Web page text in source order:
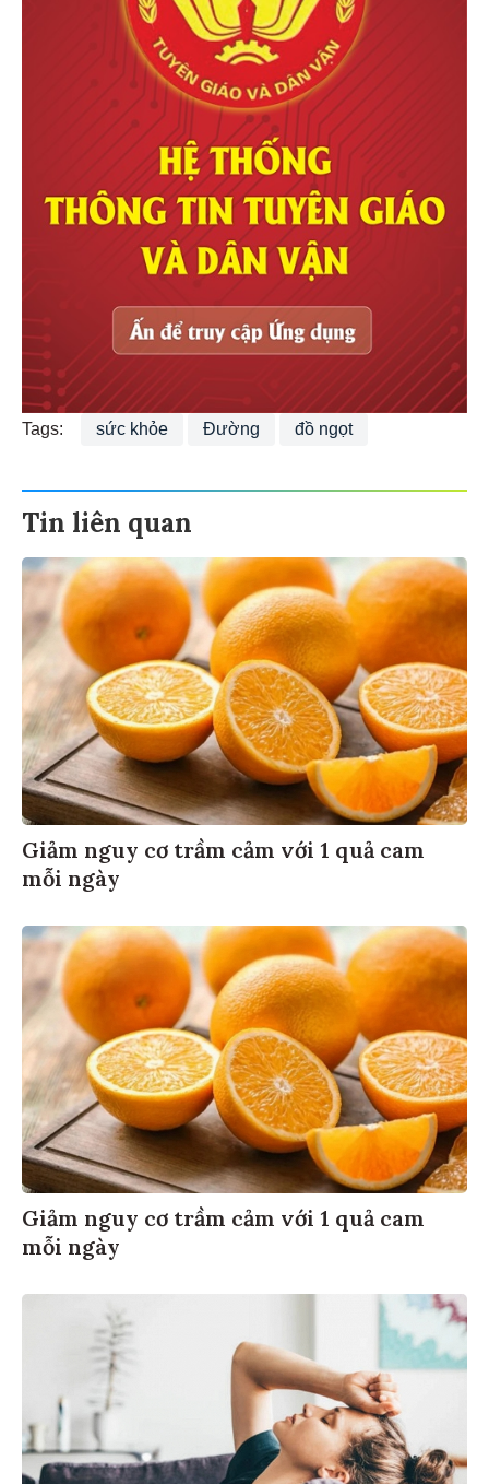
Tags: sức khỏe Đường đồ ngọt
Tin liên quan
Giảm nguy cơ trầm cảm với 1 quả cam
mỗi ngày
Giảm nguy cơ trầm cảm với 1 quả cam
mỗi ngày